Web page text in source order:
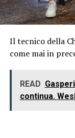
Il tecnico della
come mai in
READ
continua.